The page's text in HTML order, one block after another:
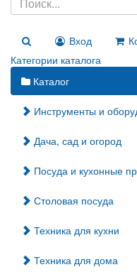
Вход
Категории каталога
Каталог
Инструменты и
Дача, сад и огород
Посуда и кухонные
Столовая посуда
Техника для кухни
Техника для дома